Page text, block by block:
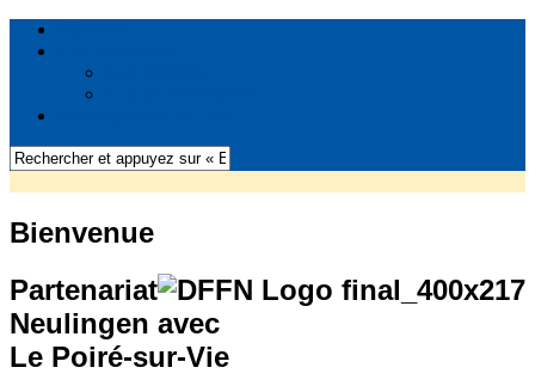
Bienvenue
Partenariat
Neulingen avec
Le Poiré-sur-Vie